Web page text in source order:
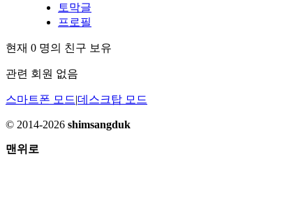
토막글
프로필
현재 0 명의 친구 보유
관련 회원 없음
스마트폰 모드|데스크탑 모드
© 2014-2026 shimsangduk
맨위로